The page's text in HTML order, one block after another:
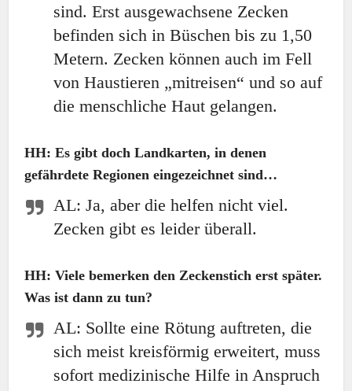
sind. Erst ausgewachsene Zecken
befinden sich in Büschen bis zu 1,50
Metern. Zecken können auch im Fell
von Haustieren „mitreisen“ und so auf
die menschliche Haut gelangen.
HH: Es gibt doch Landkarten, in denen
gefährdete Regionen eingezeichnet sind…
AL: Ja, aber die helfen nicht viel.
Zecken gibt es leider überall.
HH: Viele bemerken den Zeckenstich erst später.
Was ist dann zu tun?
AL: Sollte eine Rötung auftreten, die
sich meist kreisförmig erweitert, muss
sofort medizinische Hilfe in Anspruch